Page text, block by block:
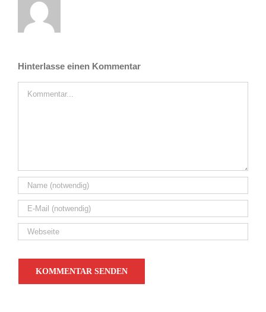
Hinterlasse einen Kommentar